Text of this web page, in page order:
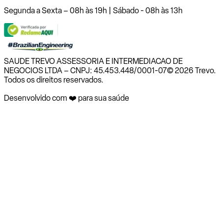
Segunda a Sexta – 08h às 19h | Sábado - 08h às 13h
SAUDE TREVO ASSESSORIA E INTERMEDIACAO DE
NEGOCIOS LTDA – CNPJ: 45.453.448/0001-07© 2026 Trevo.
Todos os direitos reservados.
Desenvolvido com ❤️ para sua saúde